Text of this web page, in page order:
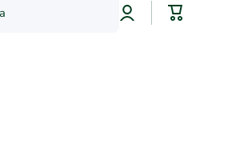
Accedi Carrello